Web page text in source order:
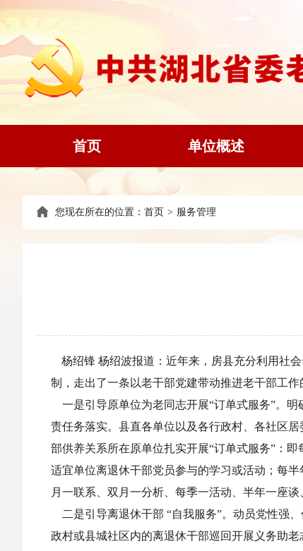
首页 单位概述
您现在所在的位置： 首页 > 服务管理
杨绍锋 杨绍波报道：近年来，房县充分利用社
制，走出了一条以老干部党建带动推进老干部工作
一是引导原单位为老同志开展“订单式服务”。
责任务落实。县直各单位以及各行政村、各社区
部供养关系所在原单位扎实开展“订单式服务”：
适宜单位离退休干部党员参与的学习或活动；每
月一联系、双月一分析、每季一活动、半年一座谈
二是引导离退休干部 “自我服务”。动员党性强
政村或县城社区内的离退休干部巡回开展义务助